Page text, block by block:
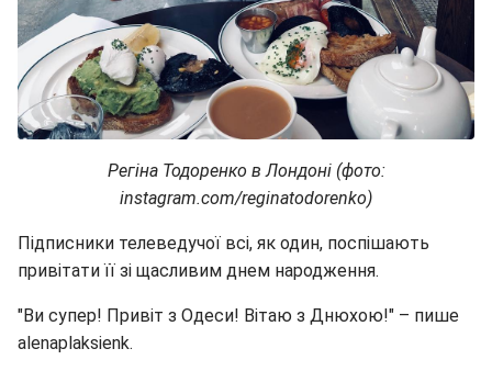
Регіна Тодоренко в Лондоні (фото:
instagram.com/reginatodorenko)
Підписники телеведучої всі, як один, поспішають
привітати її зі щасливим днем народження.
"Ви супер! Привіт з Одеси! Вітаю з Днюхою!" – пише
alenaplaksienk.